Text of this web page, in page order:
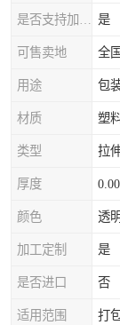
是
可售卖地 全国
用途 包
材质 塑
类型 拉
厚度
颜色 透
加工定制 是
是否进口 否
适用范围 打